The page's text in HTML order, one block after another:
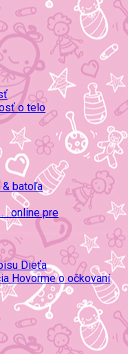
o telo
& batoľa
… online pre
Dieťa
Hovorme o očkovaní